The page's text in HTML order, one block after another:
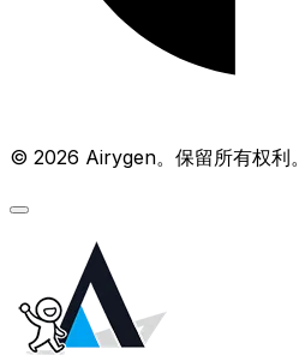
© 2026 Airygen。保留所有权利。